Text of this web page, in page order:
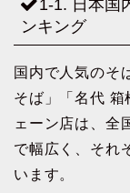
1-1. 日本国
ンキング
国内で人気のそ
そば」「名代 箱
ェーン店は、全
で幅広く、それ
います。